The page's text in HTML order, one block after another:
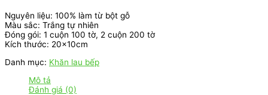
Nguyên liệu: 100% làm từ bột gỗ
Màu sắc: Trắng tự nhiên
Đóng gói: 1 cuộn 100 tờ, 2 cuộn 200 tờ
Kích thước: 20x10cm
Danh mục: Khăn lau bếp
Mô tả
Đánh giá (0)